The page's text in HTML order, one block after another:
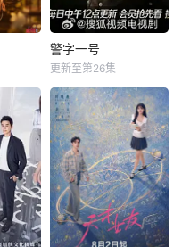
警字一号
更新至第26集